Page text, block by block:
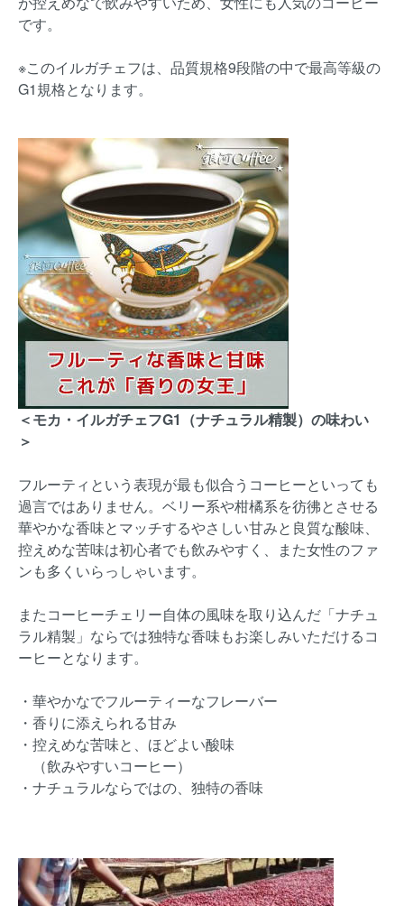
です。
※このイルガチェフは、品質規格9段階の中で最高等級の
G1規格となります。
＜モカ・イルガチェフG1（ナチュラル精製）の味わい
＞
フルーティという表現が最も似合うコーヒーといっても
過言ではありません。ベリー系や柑橘系を彷彿とさせる
華やかな香味とマッチするやさしい甘みと良質な酸味、
控えめな苦味は初心者でも飲みやすく、また女性のファ
ンも多くいらっしゃいます。
またコーヒーチェリー自体の風味を取り込んだ「ナチュ
ラル精製」ならでは独特な香味もお楽しみいただけるコ
ーヒーとなります。
・華やかなでフルーティーなフレーバー
・香りに添えられる甘み
・控えめな苦味と、ほどよい酸味
（飲みやすいコーヒー）
・ナチュラルならではの、独特の香味